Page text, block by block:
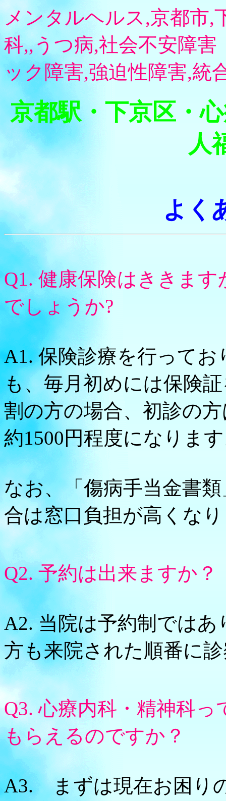
メンタルヘルス,京都市,
科,,うつ病,社会不安障害
ック障害,強迫性障害,統
京都駅・下京区・
人
よく
Q1. 健康保険はききま
でしょうか?
A1. 保険診療を行って
も、毎月初めには保険
割の方の場合、初診の
約1500円程度になりま
なお、「傷病手当金書
合は窓口負担が高くな
Q2. 予約は出来ますか？
A2. 当院は予約制では
方も来院された順番に
Q3. 心療内科・精神科
もらえるのですか？
A3. まずは現在お困り